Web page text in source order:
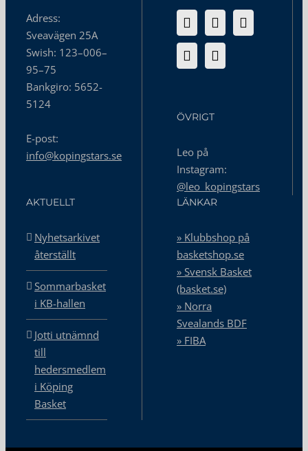
Adress:
Sveavägen 25A
Swish: 123–006–
95–75
Bankgiro: 5652-
5124
E-post:
info@kopingstars.se
ÖVRIGT
Leo på
Instagram:
@leo_kopingstars
AKTUELLT
Nyhetsarkivet
återställt
Sommarbasket
i KB-hallen
Jotti utnämnd
till
hedersmedlem
i Köping
Basket
LÄNKAR
» Klubbshop på
basketshop.se
» Svensk Basket
(basket.se)
» Norra
Svealands BDF
» FIBA